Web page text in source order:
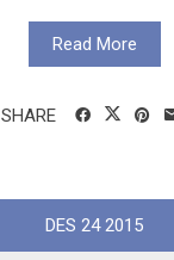
Read More
SHARE
DES 24 2015